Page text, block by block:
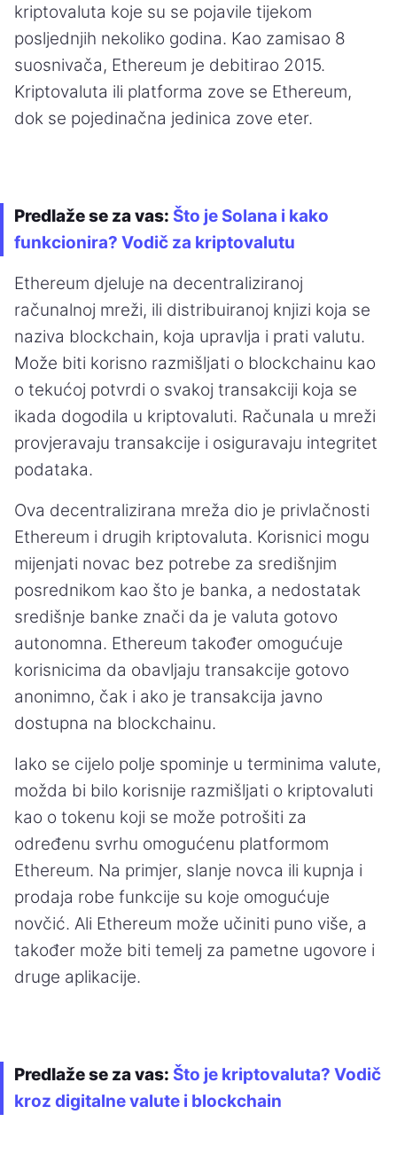
kriptovaluta koje su se pojavile tijekom
posljednjih nekoliko godina. Kao zamisao 8
suosnivača, Ethereum je debitirao 2015.
Kriptovaluta ili platforma zove se Ethereum,
dok se pojedinačna jedinica zove eter.
Predlaže se za vas: Što je Solana i kako
funkcionira? Vodič za kriptovalutu
Ethereum djeluje na decentraliziranoj
računalnoj mreži, ili distribuiranoj knjizi koja se
naziva blockchain, koja upravlja i prati valutu.
Može biti korisno razmišljati o blockchainu kao
o tekućoj potvrdi o svakoj transakciji koja se
ikada dogodila u kriptovaluti. Računala u mreži
provjeravaju transakcije i osiguravaju integritet
podataka.
Ova decentralizirana mreža dio je privlačnosti
Ethereum i drugih kriptovaluta. Korisnici mogu
mijenjati novac bez potrebe za središnjim
posrednikom kao što je banka, a nedostatak
središnje banke znači da je valuta gotovo
autonomna. Ethereum također omogućuje
korisnicima da obavljaju transakcije gotovo
anonimno, čak i ako je transakcija javno
dostupna na blockchainu.
Iako se cijelo polje spominje u terminima valute,
možda bi bilo korisnije razmišljati o kriptovaluti
kao o tokenu koji se može potrošiti za
određenu svrhu omogućenu platformom
Ethereum. Na primjer, slanje novca ili kupnja i
prodaja robe funkcije su koje omogućuje
novčić. Ali Ethereum može učiniti puno više, a
također može biti temelj za pametne ugovore i
druge aplikacije.
Predlaže se za vas: Što je kriptovaluta? Vodič
kroz digitalne valute i blockchain